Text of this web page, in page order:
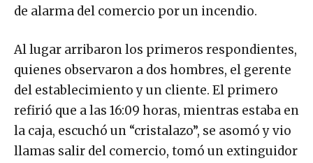
de alarma del comercio por un incendio.
Al lugar arribaron los primeros respondientes,
quienes observaron a dos hombres, el gerente
del establecimiento y un cliente. El primero
refirió que a las 16:09 horas, mientras estaba en
la caja, escuchó un “cristalazo”, se asomó y vio
llamas salir del comercio, tomó un extinguidor